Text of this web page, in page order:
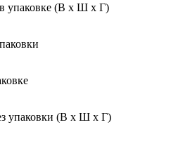
упаковке (В х Ш х Г)
упаковки (В х Ш х Г)